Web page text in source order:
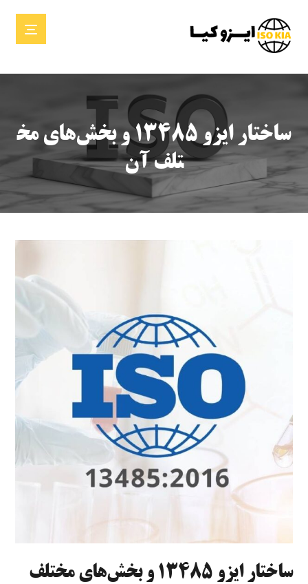
ساختار ایزو ۱۳۴۸۵ و بخش‌های مخ
تلف آن
ساختار ایزو ۱۳۴۸۵ و بخش‌های مختلف